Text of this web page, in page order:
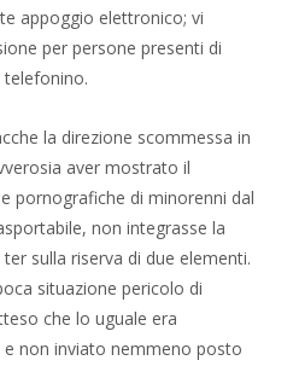
appoggio elettronico; vi
per persone presenti di
la direzione scommessa in
aver mostrato il
pornografiche di minorenni dal
non integrasse la
sulla riserva di due elementi.
situazione pericolo di
che lo uguale era
non inviato nemmeno posto